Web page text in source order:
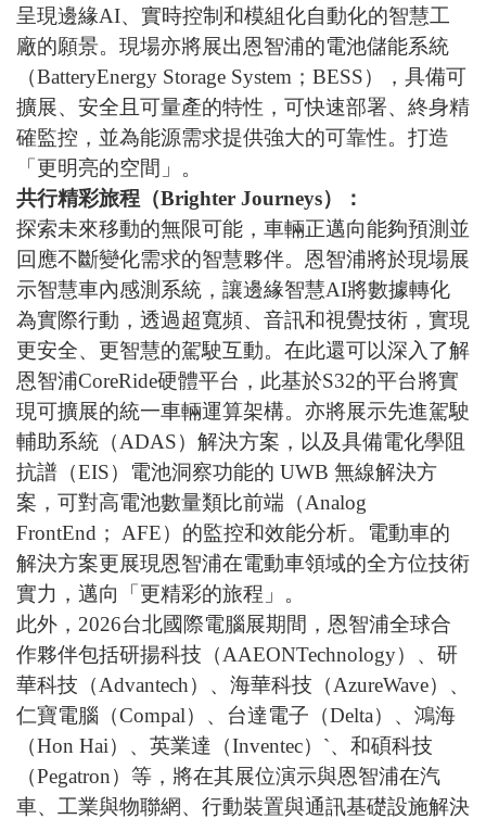
呈現邊緣AI、實時控制和模組化自動化的智慧工
廠的願景。現場亦將展出恩智浦的電池儲能系統
（BatteryEnergy Storage System ； BESS），具備可
擴展、安全且可量產的特性，可快速部署、終身精
確監控，並為能源需求提供強大的可靠性。打造
「更明亮的空間」。
共行精彩旅程（Brighter Journeys）：
探索未來移動的無限可能，車輛正邁向能夠預測並
回應不斷變化需求的智慧夥伴。恩智浦將於現場展
示智慧車內感測系統，讓邊緣智慧AI將數據轉化
為實際行動，透過超寬頻、音訊和視覺技術，實現
更安全、更智慧的駕駛互動。在此還可以深入了解
恩智浦CoreRide硬體平台，此基於S32的平台將實
現可擴展的統一車輛運算架構。亦將展示先進駕駛
輔助系統（ADAS）解決方案，以及具備電化學阻
抗譜（EIS）電池洞察功能的 UWB 無線解決方
案，可對高電池數量類比前端（Analog
FrontEnd ； AFE）的監控和效能分析。電動車的
解決方案更展現恩智浦在電動車領域的全方位技術
實力，邁向「更精彩的旅程」。
此外， 2026台北國際電腦展期間，恩智浦全球合
作夥伴包括研揚科技（AAEONTechnology）、研
華科技（Advantech）、海華科技（AzureWave）、
仁寶電腦（Compal）、台達電子（Delta）、鴻海
（Hon Hai）、英業達（Inventec） `、和碩科技
（Pegatron）等，將在其展位演示與恩智浦在汽
車、工業與物聯網、行動裝置與通訊基礎設施解決